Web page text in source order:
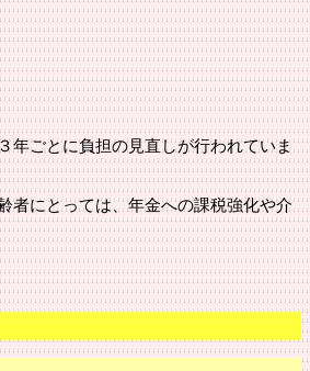
年ごとに負担の見直しが行われていま
にとっては、年金への課税強化や介